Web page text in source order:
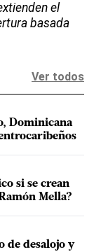
el
basada
Ver todos
Dominicana
si se crean
Mella?
de desalojo y